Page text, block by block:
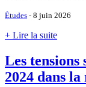
Études - 8 juin 2026
+ Lire la suite
Les
2024 dans